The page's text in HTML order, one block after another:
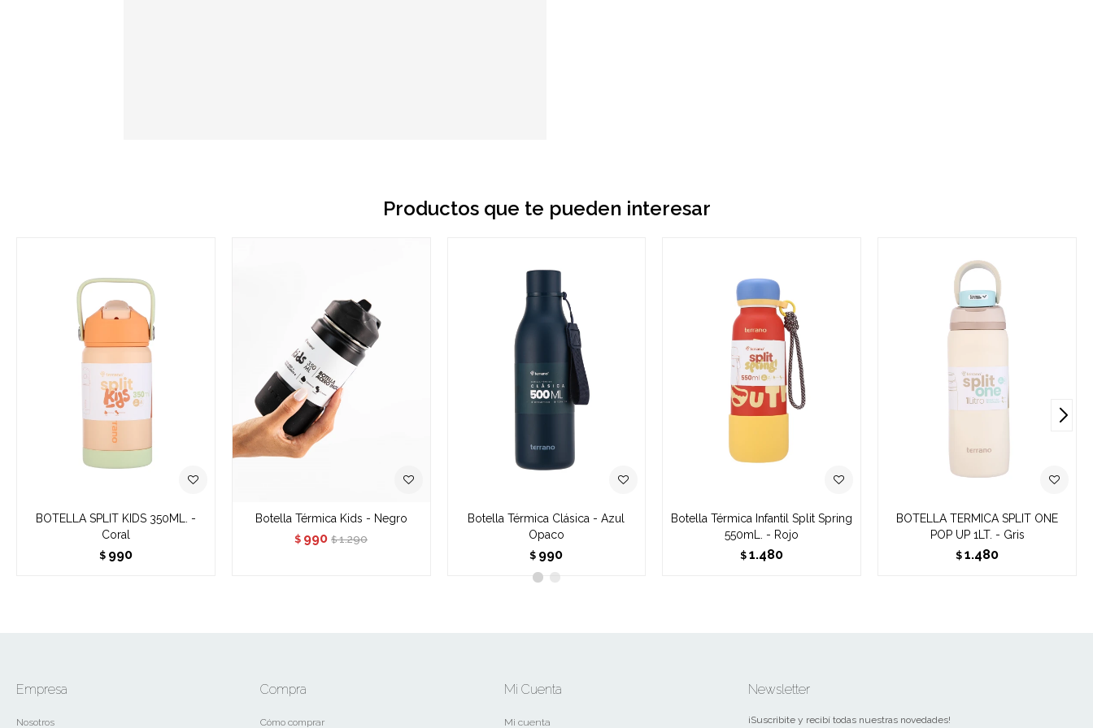
Productos que te pueden interesar
BOTELLA SPLIT KIDS 350ML. -
Coral
$ 990
Botella Térmica Kids - Negro
$ 990 $ 1.290
Botella Térmica Clásica - Azul
Opaco
$ 990
Botella Térmica Infantil Split Spring
550mL. - Rojo
$ 1.480
BOTELLA TERMICA SPLIT ONE
POP UP 1LT. - Gris
$ 1.480
Empresa
Nosotros
Compra
Cómo comprar
Mi Cuenta
Mi cuenta
Newsletter
¡Suscribite y recibí todas nuestras novedades!